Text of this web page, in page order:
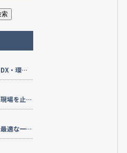
佐々木運輸のあれこれ～DX・環境対応・長期支援～
佐々木運輸のあれこれ～現場を止めない～
佐々木運輸のあれこれ～最適な一台を～